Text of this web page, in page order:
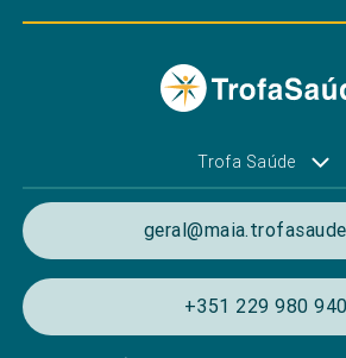
Trofa Saúde
+351 229 980 940